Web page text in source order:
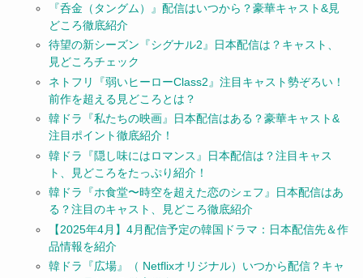
『呑金（タングム）』配信はいつから？豪華キャスト&見
どころ徹底紹介
待望の新シーズン『シグナル2』日本配信は？キャスト、
見どころチェック
ネトフリ『弱いヒーローClass2』注目キャスト勢ぞろい！
前作を超える見どころとは？
韓ドラ『私たちの映画』日本配信はある？豪華キャスト&
注目ポイント徹底紹介！
韓ドラ『隠し味にはロマンス』日本配信は？注目キャス
ト、見どころをたっぷり紹介！
韓ドラ『ホ食堂〜時空を超えた恋のシェフ』日本配信はあ
る？注目のキャスト、見どころ徹底紹介
【2025年4月】4月配信予定の韓国ドラマ：日本配信先＆作
品情報を紹介
韓ドラ『広場』（ Netflixオリジナル）いつから配信？キャ